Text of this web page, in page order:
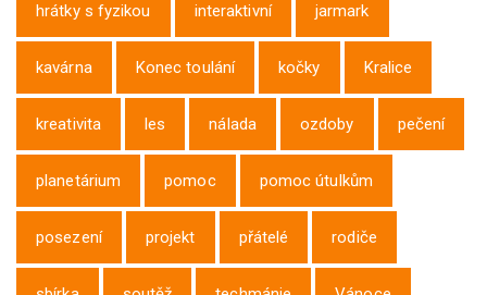
hrátky s fyzikou interaktivní jarmark
kavárna Konec toulání kočky Kralice
kreativita les nálada ozdoby pečení
planetárium pomoc pomoc útulkům
posezení projekt přátelé rodiče